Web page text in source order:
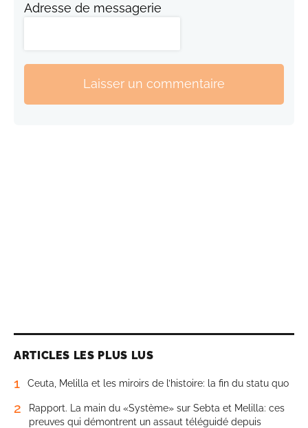
Adresse de messagerie
Laisser un commentaire
ARTICLES LES PLUS LUS
1 Ceuta, Melilla et les miroirs de l’histoire: la fin du statu quo
2
Rapport. La main du «Système» sur Sebta et Melilla: ces
preuves qui démontrent un assaut téléguidé depuis